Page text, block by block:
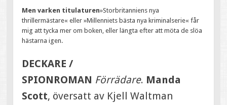
Men varken titulaturen»Storbritanniens nya
thrillermästare« eller »Millenniets bästa nya kriminalserie« får
mig att tycka mer om boken, eller längta efter att möta de slöa
hästarna igen.
DECKARE /
SPIONROMAN Förrädare. Manda
Scott, översatt av Kjell Waltman